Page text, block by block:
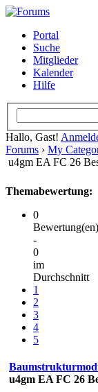
Portal
Suche
Mitglieder
Kalender
Hilfe
Hallo, Gast!
Forums › My
u4gm EA FC 26
Themabewertung:
0
Bewertung(en)
-
0
im
Durchschnitt
1
2
3
4
5
u4gm EA FC 26